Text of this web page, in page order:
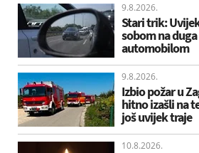
9.8.2026.
Stari trik:
sobom na
automobilom
9.8.2026.
Izbio požar u
hitno izašli na
još uvijek traje
10.8.2026.